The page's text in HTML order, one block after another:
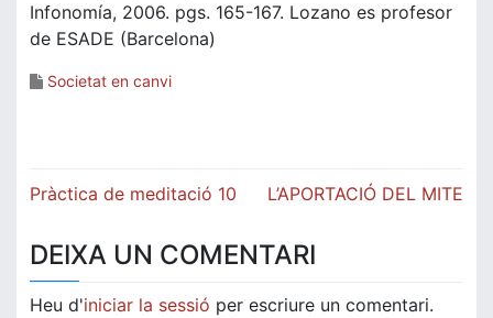
Infonomía, 2006. pgs. 165-167. Lozano es profesor
de ESADE (Barcelona)
Societat en canvi
Navegació
Pràctica de meditació 10 L’APORTACIÓ DEL MITE
DEIXA UN COMENTARI
Heu d'iniciar la sessió per escriure un comentari.